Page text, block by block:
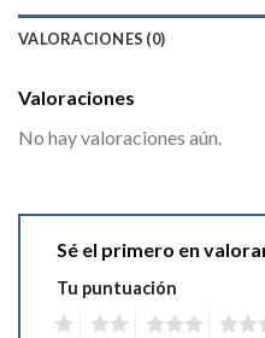
VALORACIONES (0)
Valoraciones
No hay valoraciones aún.
Sé el primero en
Tu puntuación